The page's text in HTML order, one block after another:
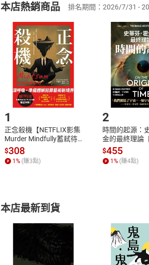
(二)消費者訂購本店鋪之商品即代
且已下載/存取電子書，不得請求退
退貨方式：您欲取消訂單或辦理退
貨」，本店鋪將依您的申請進行審核
請注意，樂天市場須以整筆訂單為
挑選商品
Choose
放入
購書後，如何開始使用？
Step1.選擇閱讀載具
本店熱銷商品 排名期間：2026/7/31 -
1
正念殺機【NETFLIX影集
Murder Mindfully蓄弒待
發】【電子書】
$308
1% (賺3點)
2
時間的起源：
金的最終理論
$455
1% (賺4點)
本店最新到貨